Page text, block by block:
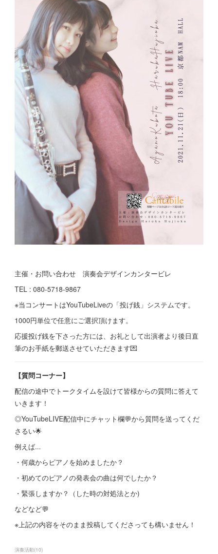
主催・お問い合わせ 演奏会デザインカンタービレ
TEL : 080-5718-9867
※当コンサートはYouTubeLiveの「投げ銭」システムです。
1000円単位で任意にご選択頂けます。
応援投げ銭を下さった方には、お礼として出演者より後日直
筆のお手紙を郵送させていただきます💌
【質問コーナー】
配信の途中でトークタイムを設けて皆様からの質問に答えて
いきます！
◎YouTubeLIVE配信中にチャット欄💬から質問を送ってくだ
さるい🌟
例えば...
・何歳からピアノを始めましたか？
・初めてのピアノの発表会の曲は何でしたか？
・緊張しますか？（した時の対処法とか)
などなど💬
※上記の内容をそのまま投稿してくださっても構いません！
演奏活動(10)